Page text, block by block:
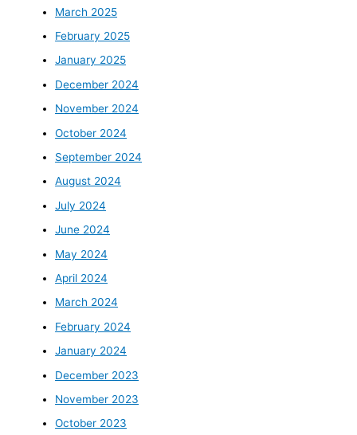
March 2025
February 2025
January 2025
December 2024
November 2024
October 2024
September 2024
August 2024
July 2024
June 2024
May 2024
April 2024
March 2024
February 2024
January 2024
December 2023
November 2023
October 2023